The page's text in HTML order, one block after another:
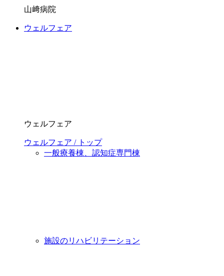
山﨑病院
ウェルフェア
ウェルフェア
ウェルフェア / トップ
一般療養棟、認知症専門棟
施設のリハビリテーション